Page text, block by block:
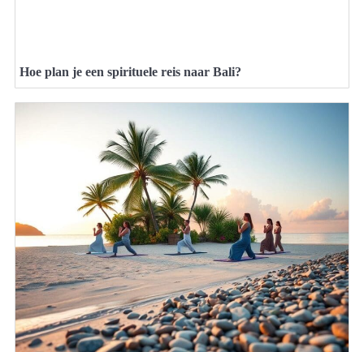
Hoe plan je een spirituele reis naar Bali?